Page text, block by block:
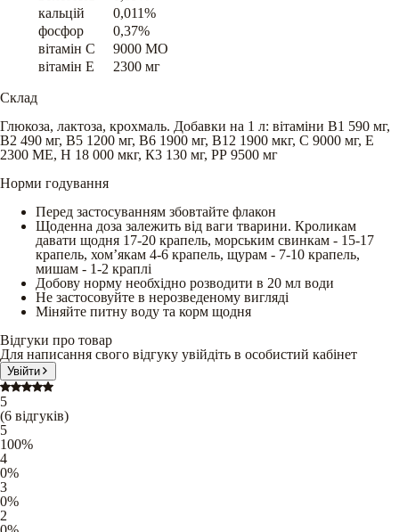
кальцій
0,011%
фосфор
0,37%
вітамін C
9000 МО
вітамін E
2300 мг
Склад
Глюкоза, лактоза, крохмаль. Добавки на 1 л: вітаміни B1 590 мг,
В2 490 мг, В5 1200 мг, В6 1900 мг, В12 1900 мкг, С 9000 мг, Е
2300 ME, Н 18 000 мкг, К3 130 мг, РР 9500 мг
Норми годування
Перед застосуванням збовтайте флакон
Щоденна доза залежить від ваги тварини. Кроликам
давати щодня 17-20 крапель, морським свинкам - 15-17
крапель, хом’якам 4-6 крапель, щурам - 7-10 крапель,
мишам - 1-2 краплі
Добову норму необхідно розводити в 20 мл води
Не застосовуйте в нерозведеному вигляді
Міняйте питну воду та корм щодня
Відгуки про товар
Для написання свого відгуку увійдіть в особистий кабінет
Увійти
5
(6 відгуків)
5
100%
4
0%
3
0%
2